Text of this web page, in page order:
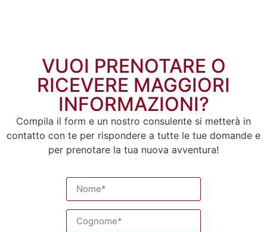
VUOI PRENOTARE O
RICEVERE MAGGIORI
INFORMAZIONI?
Compila il form e un nostro consulente si metterà in
contatto con te per rispondere a tutte le tue domande e
per prenotare la tua nuova avventura!